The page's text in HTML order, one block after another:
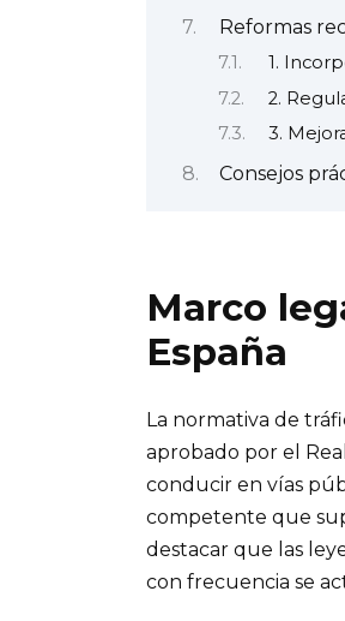
Reformas
1.
2.
3.
Consejos
Marco
España
La normativa de
aprobado por el
conducir en vías
competente que
destacar que las
con frecuencia se